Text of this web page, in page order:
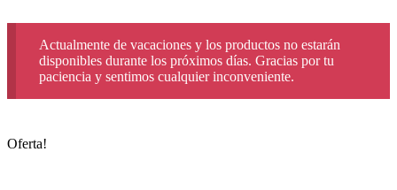
Actualmente de vacaciones y los productos no estarán
disponibles durante los próximos días. Gracias por tu
paciencia y sentimos cualquier inconveniente.
Oferta!